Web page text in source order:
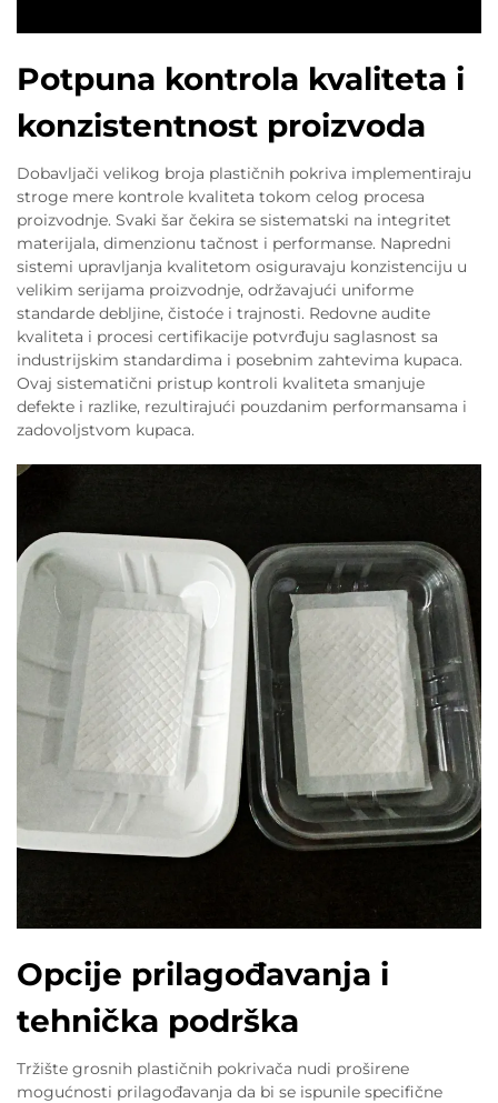
Potpuna kontrola kvaliteta i
konzistentnost proizvoda
Dobavljači velikog broja plastičnih pokriva implementiraju
stroge mere kontrole kvaliteta tokom celog procesa
proizvodnje. Svaki šar čekira se sistematski na integritet
materijala, dimenzionu tačnost i performanse. Napredni
sistemi upravljanja kvalitetom osiguravaju konzistenciju u
velikim serijama proizvodnje, održavajući uniforme
standarde debljine, čistoće i trajnosti. Redovne audite
kvaliteta i procesi certifikacije potvrđuju saglasnost sa
industrijskim standardima i posebnim zahtevima kupaca.
Ovaj sistematični pristup kontroli kvaliteta smanjuje
defekte i razlike, rezultirajući pouzdanim performansama i
zadovoljstvom kupaca.
Opcije prilagođavanja i
tehnička podrška
Tržište grosnih plastičnih pokrivača nudi proširene
mogućnosti prilagođavanja da bi se ispunile specifične